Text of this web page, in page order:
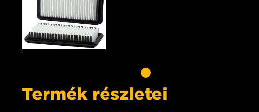
Termék részletei